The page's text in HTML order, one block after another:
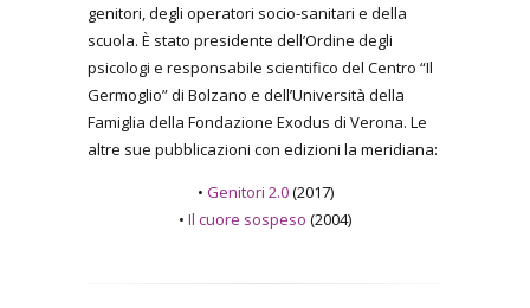
genitori, degli operatori socio-sanitari e della
scuola. È stato presidente dell’Ordine degli
psicologi e responsabile scientifico del Centro “Il
Germoglio” di Bolzano e dell’Università della
Famiglia della Fondazione Exodus di Verona. Le
altre sue pubblicazioni con edizioni la meridiana:
• Genitori 2.0(2017)
• Il cuore sospeso (2004)